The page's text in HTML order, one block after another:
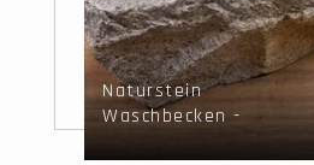
Naturstein
Waschbecken -
48x46x15cm - FL22371